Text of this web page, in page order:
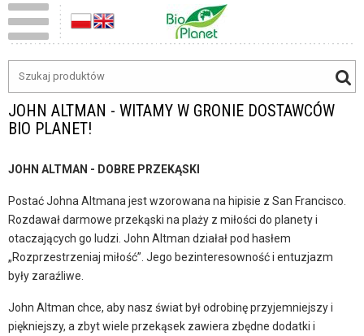
JOHN ALTMAN - WITAMY W GRONIE DOSTAWCÓW
BIO PLANET!
JOHN ALTMAN - DOBRE PRZEKĄSKI
Postać Johna Altmana jest wzorowana na hipisie z San Francisco.
Rozdawał darmowe przekąski na plaży z miłości do planety i
otaczających go ludzi. John Altman działał pod hasłem
„Rozprzestrzeniaj miłość”. Jego bezinteresowność i entuzjazm
były zaraźliwe.
John Altman chce, aby nasz świat był odrobinę przyjemniejszy i
piękniejszy, a zbyt wiele przekąsek zawiera zbędne dodatki i